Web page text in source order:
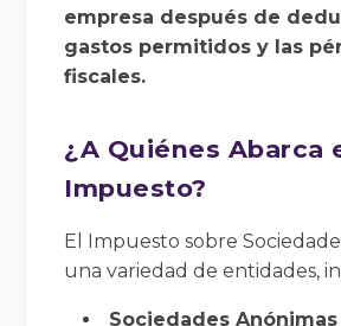
empresa después de
gastos permitidos y las
fiscales.
¿A Quiénes Abarca
Impuesto?
El Impuesto sobre
una variedad de entidades,
Sociedades Anónimas